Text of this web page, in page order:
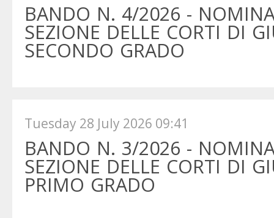
BANDO N. 4/2026 -
SEZIONE DELLE CORTI DI
SECONDO GRADO
Tuesday 28 July 2026 09:41
BANDO N. 3/2026 -
SEZIONE DELLE CORTI DI
PRIMO GRADO